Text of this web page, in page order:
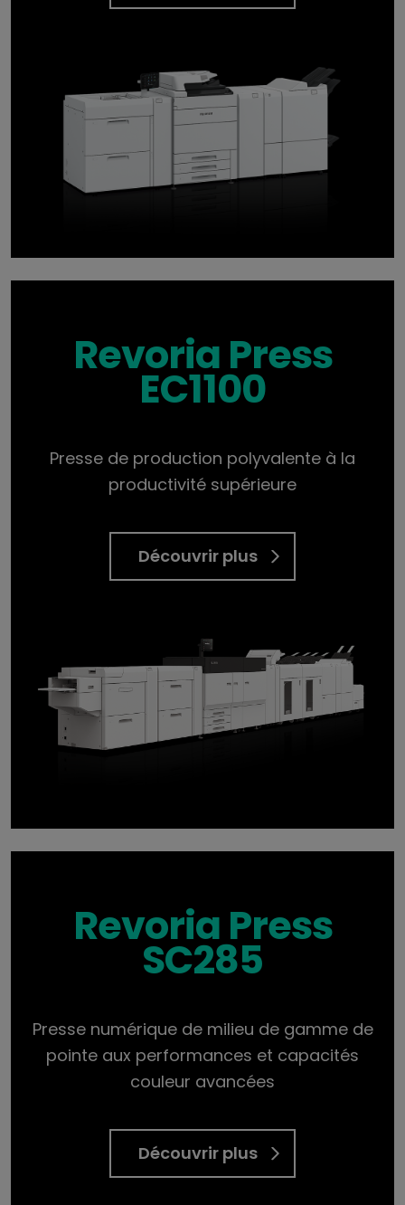
Revoria Press
EC1100
Presse de production polyvalente à la
productivité supérieure
Découvrir plus
Revoria Press
SC285
Presse numérique de milieu de gamme de
pointe aux performances et capacités
couleur avancées
Découvrir plus